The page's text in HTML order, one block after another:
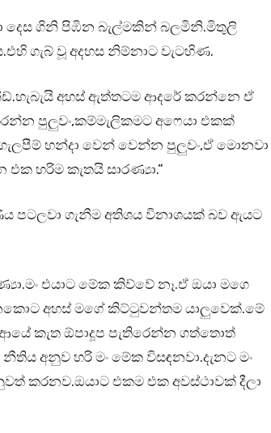
දෙස ගිනි පිඹින බැල්මකින් බලමිනි.මිතුලි
ගැබ් වූ අදහස නිම්නාට වැටහිණ.
අහස් ඇත්තටම ආදරේ කරන්නෙ ඒ
පුලුවං,කම්මැලිකමට අෆෙයා එකක්
හන්දා වෙන් වෙන්න පුලුවං,ඒ මොනවා
හරිම කැතයි සාරණ්‍යා.”
පටලවා ගැනීම අතිශය විනාශයක් බව ඇයට
එයාට මේක කිව්වේ නෑ.ඒ ඔයා මගෙ
අහස් මගේ කිට්ටුවන්තම යාලුවෙක්.මේ
කැත ඕපාදූප පැතිරෙන්න ගත්තොත්
අනුව හරි මං මේක විසඳනවා.දැනට මං
කරනව.ඔයාට එකම එක අවස්ථාවක් දීලා